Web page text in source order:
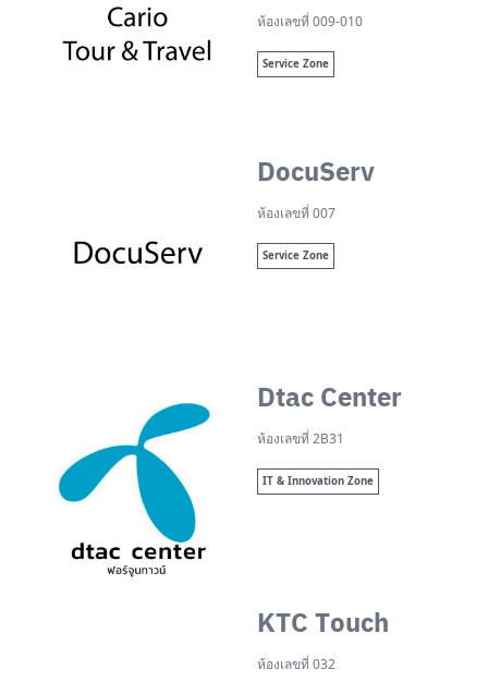
ห้องเลขที่ 009-010
Service Zone
DocuServ
ห้องเลขที่ 007
Service Zone
Dtac Center
ห้องเลขที่ 2B31
IT & Innovation Zone
KTC Touch
ห้องเลขที่ 032